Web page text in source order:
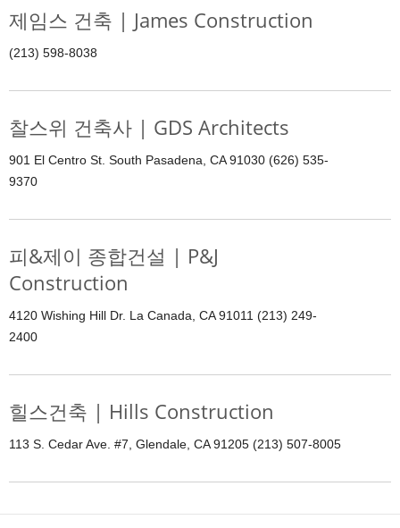
제임스 건축 | James Construction
(213) 598-8038
찰스위 건축사 | GDS Architects
901 El Centro St. South Pasadena, CA 91030 (626) 535-
9370
피&제이 종합건설 | P&J
Construction
4120 Wishing Hill Dr. La Canada, CA 91011 (213) 249-
2400
힐스건축 | Hills Construction
113 S. Cedar Ave. #7, Glendale, CA 91205 (213) 507-8005